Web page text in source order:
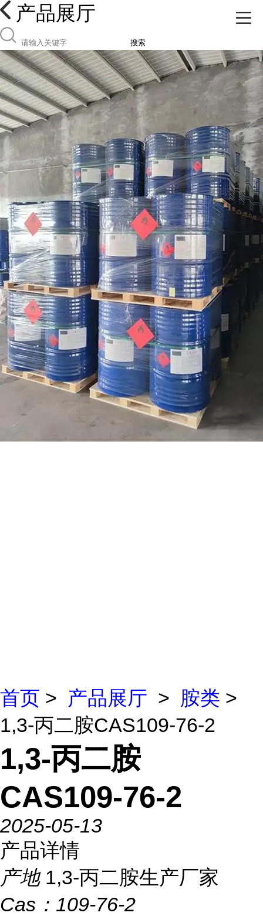
产品展厅
搜索
首页 > 产品展厅 > 胺类 >
1,3-丙二胺CAS109-76-2
1,3-丙二胺
CAS109-76-2
2025-05-13
产品详情
产地 1,3-丙二胺生产厂家
Cas： 109-76-2